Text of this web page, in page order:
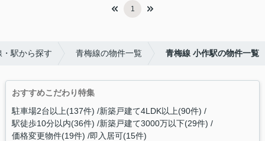
1
・駅から探す 青梅線の物件一覧 青梅線 小作駅の物件一覧
おすすめこだわり特集
駐車場2台以上(137件) 新築戸建て4LDK以上(90件)
駅徒歩10分以内(36件) 新築戸建て3000万以下(29件)
価格変更物件(19件) 即入居可(15件)